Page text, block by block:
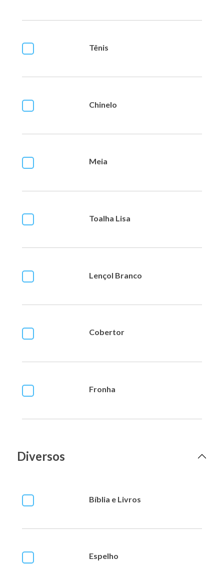
Tênis
Chinelo
Meia
Toalha Lisa
Lençol Branco
Cobertor
Fronha
Diversos
Bíblia e Livros
Espelho